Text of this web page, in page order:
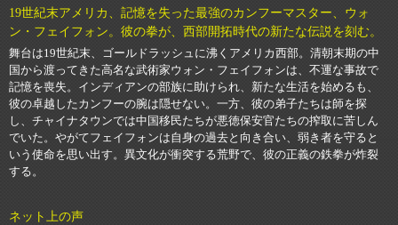
19世紀末アメリカ、記憶を失った最強のカンフーマスター、ウォ
ン・フェイフォン。彼の拳が、西部開拓時代の新たな伝説を刻む。
舞台は19世紀末、ゴールドラッシュに沸くアメリカ西部。清朝末期の中
国から渡ってきた高名な武術家ウォン・フェイフォンは、不運な事故で
記憶を喪失。インディアンの部族に助けられ、新たな生活を始めるも、
彼の卓越したカンフーの腕は隠せない。一方、彼の弟子たちは師を探
し、チャイナタウンでは中国移民たちが悪徳保安官たちの搾取に苦しん
でいた。やがてフェイフォンは自身の過去と向き合い、弱き者を守ると
いう使命を思い出す。異文化が衝突する荒野で、彼の正義の鉄拳が炸裂
する。
ネット上の声